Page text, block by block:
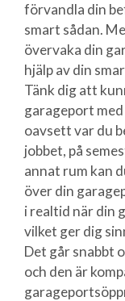
förvandla din
smart sådan.
övervaka din
hjälp av din
Tänk dig att
garageport
oavsett var du
jobbet, på
annat rum kan
över din
i realtid när din
vilket ger dig
Det går snabbt
och den är